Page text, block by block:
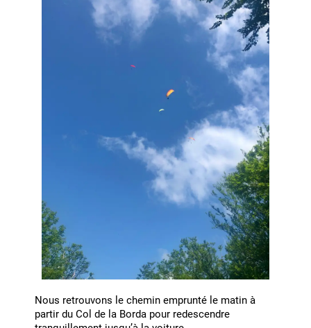
Nous retrouvons le chemin emprunté le matin à
partir du Col de la Borda pour redescendre